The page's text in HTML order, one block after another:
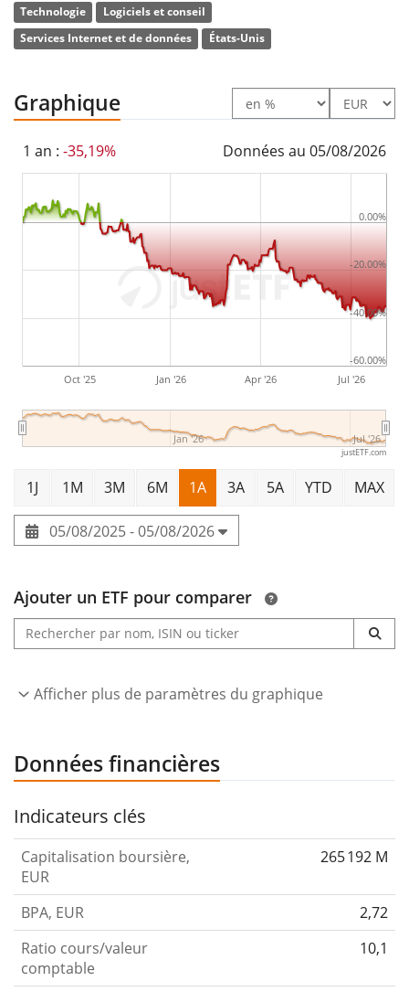
1997 et son siège social se trouve à Los Gatos, en
Californie.
Technologie
Logiciels et conseil
Services Internet et de données
États-Unis
Graphique
1 an : -35,19% Données au 05/08/2026
Oct '25 Jan '26 Apr '26 Jul '26
Jan '26 Jul '26
-60.00%
-40.00%
-20.00%
0.00%
justETF.com
1J 1M 3M 6M 1A 3A 5A YTD MAX
05/08/2025 - 05/08/2026
Ajouter un ETF pour comparer
Afficher plus de paramètres du graphique
Données financières
Indicateurs clés
Capitalisation boursière,
EUR
265 192 M
BPA, EUR
2,72
Ratio cours/valeur
comptable
10,1